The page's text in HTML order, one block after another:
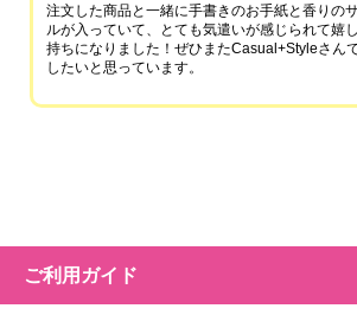
注文した商品と一緒に手書きのお手紙と香りの
ルが入っていて、とても気遣いが感じられて嬉
持ちになりました！ぜひまたCasual+Styleさん
したいと思っています。
ご利用ガイド